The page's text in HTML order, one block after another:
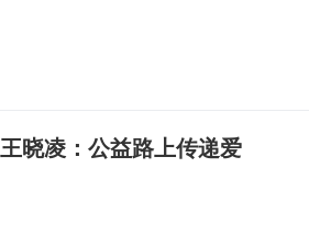
晓凌：公益路上传递爱